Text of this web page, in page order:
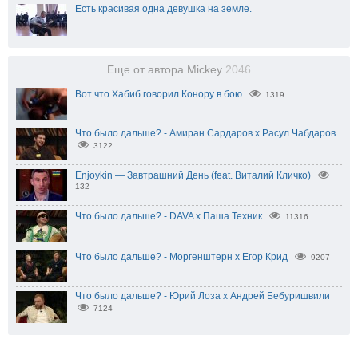
Есть красивая одна девушка на земле.
Еще от автора Mickey 2046
Вот что Хабиб говорил Конору в бою 1319
Что было дальше? - Амиран Сардаров х Расул Чабдаров
3122
Enjoykin — Завтрашний День (feat. Виталий Кличко)
132
Что было дальше? - DAVA х Паша Техник 11316
Что было дальше? - Моргенштерн x Егор Крид 9207
Что было дальше? - Юрий Лоза х Андрей Бебуришвили
7124